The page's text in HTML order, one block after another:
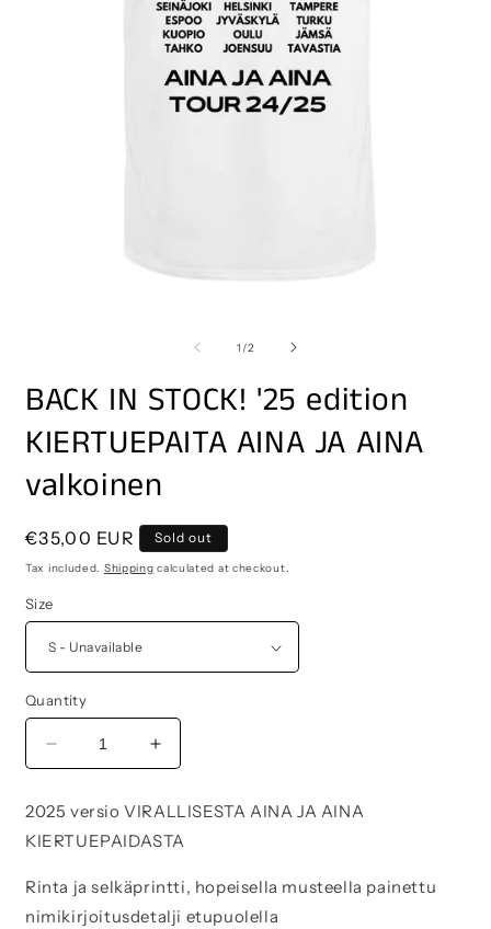
1 /of
2
BACK IN STOCK! '25 edition
KIERTUEPAITA AINA JA AINA
valkoinen
Regular
price
€35,00 EUR Sold out
Tax included. Shipping calculated at checkout.
Size
Quantity
Decrease
quantity
BACK
IN
&#39;25
edition
Increase
quantity
BACK
IN
&#39;25
edition
2025 versio VIRALLISESTA AINA JA AINA
KIERTUEPAIDASTA
Rinta ja selkäprintti, hopeisella musteella painettu
nimikirjoitusdetalji etupuolella